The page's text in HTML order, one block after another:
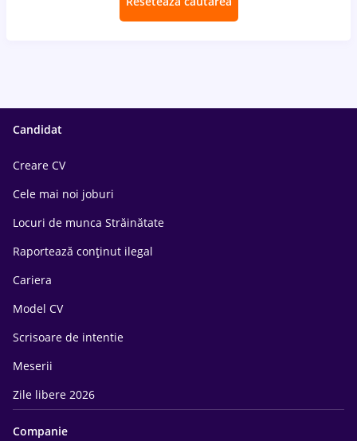
Candidat
Creare CV
Cele mai noi joburi
Locuri de munca Străinătate
Raportează conținut ilegal
Cariera
Model CV
Scrisoare de intentie
Meserii
Zile libere 2026
Companie